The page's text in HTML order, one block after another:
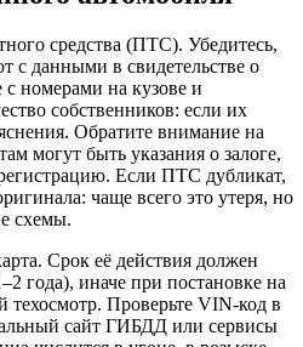
средства (ПТС). Убедитесь,
с данными в свидетельстве о
номерами на кузове и
собственников: если их
Обратите внимание на
могут быть указания о залоге,
Если ПТС дубликат,
чаще всего это утеря, но
схемы.
Срок её действия должен
года), иначе при постановке на
техосмотр. Проверьте VIN-код в
сайт ГИБДД или сервисы